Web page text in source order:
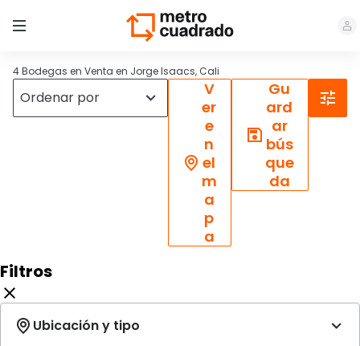
4 Bodegas en Venta en Jorge Isaacs, Cali
V
er
e
n
el
m
a
p
a
Gu
ard
ar
bús
que
da
Filtros